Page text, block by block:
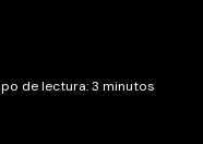
de lectura: 3 minutos